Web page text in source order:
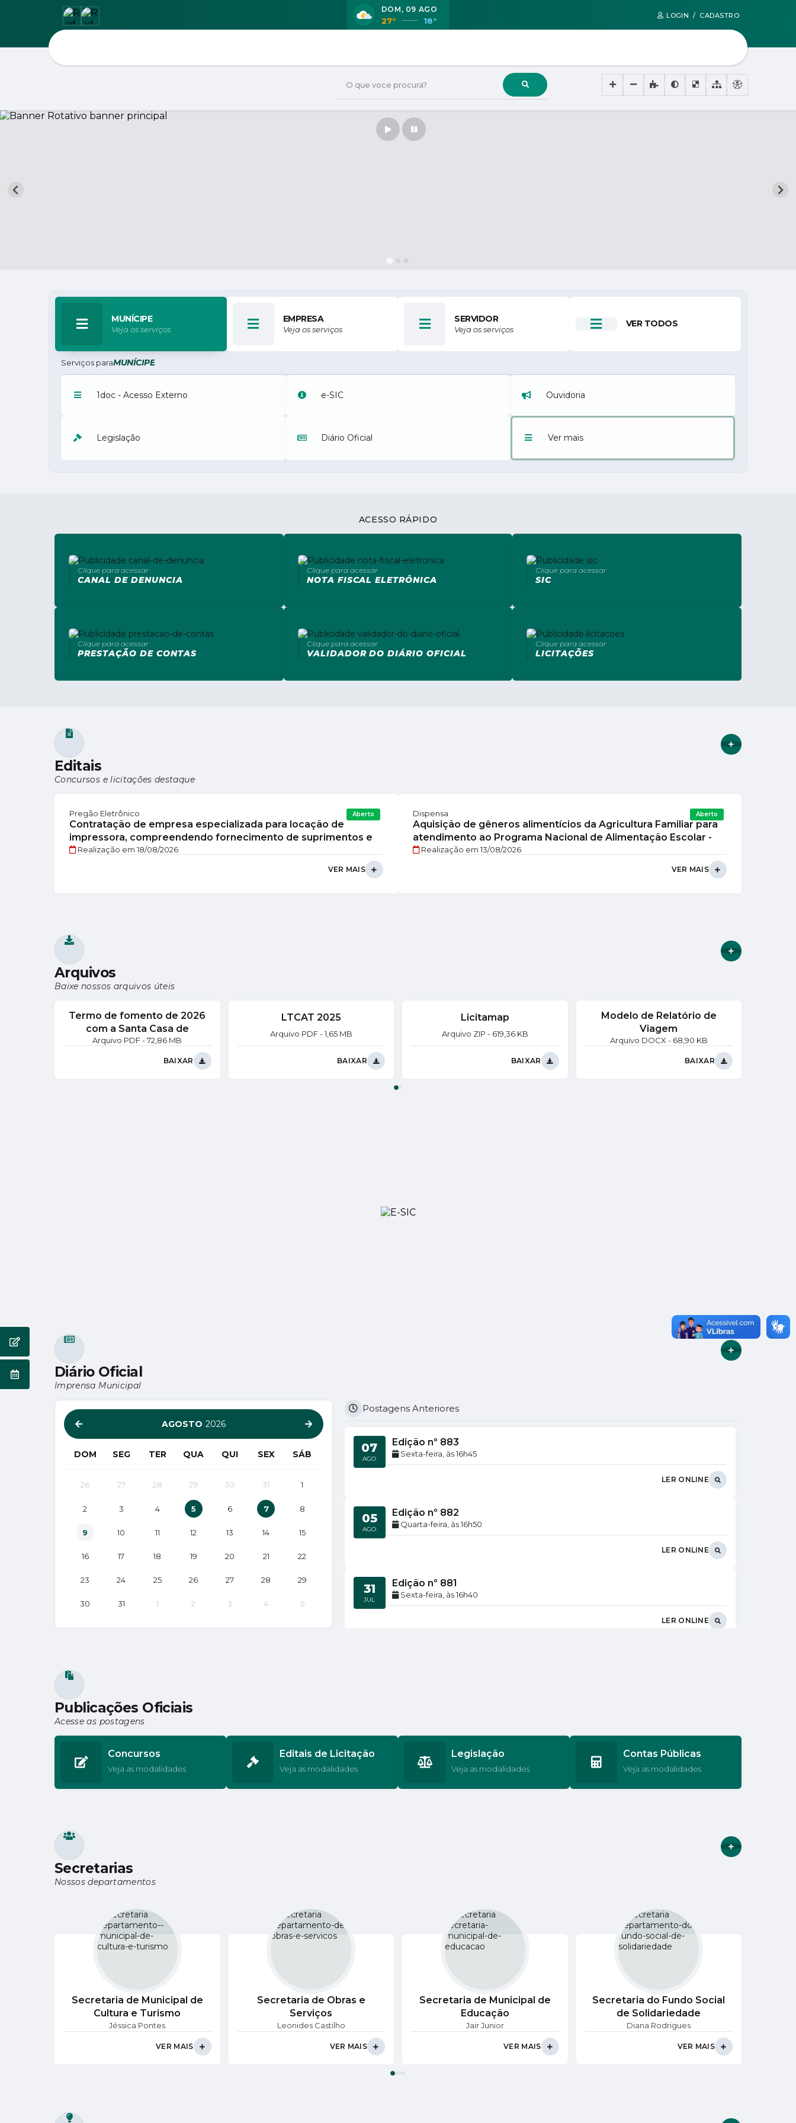
LOGIN / CADASTRO
O que voce procura?
DOM 09 AGO
27° 18°
MUNÍCIPE
Veja os serviços
EMPRESA
Veja os serviços
SERVIDOR
Veja os serviços
VER TODOS
Serviços paraMUNÍCIPE
1doc - Acesso Externo e-SIC Ouvidoria
Legislação Diário Oficial Ver mais
ACESSO RÁPIDO
CANAL DE DENUNCIA
Clique para acessar
NOTA FISCAL ELETRÔNICA
Clique para acessar
SIC
Clique para acessar
PRESTAÇÃO DE CONTAS
Clique para acessar
VALIDADOR DO DIÁRIO OFICIAL
Clique para acessar
LICITAÇÕES
Clique para acessar
ENQUETE
EVENTOS
Editais
Concursos e licitações destaque
Pregão Eletrônico
Contratação de empresa especializada para locação de
impressora, compreendendo fornecimento de suprimentos e
manutenção preventiva e corretiva dos...
Aberto
Realização em 18/08/2026
VER MAIS
Dispensa
Aquisição de gêneros alimentícios da Agricultura Familiar para
atendimento ao Programa Nacional de Alimentação Escolar -
PNAE
Aberto
Realização em 13/08/2026
VER MAIS
Arquivos
Baixe nossos arquivos úteis
Termo de fomento de 2026
com a Santa Casa de
Misericórdia de
PDF 72,86 MB
BAIXAR
LTCAT 2025
PDF 1,65 MB
BAIXAR
Licitamap
ZIP 619,36 KB
BAIXAR
Modelo de Relatório de
Viagem
DOCX 68,90 KB
BAIXAR
Diário Oficial
Imprensa Municipal
AGOSTO 2026
DOM SEG TER QUA QUI SEX SÁB
26 27 28 29 30 31 1
2 3 4 5 6 7 8
9 10 11 12 13 14 15
16 17 18 19 20 21 22
23 24 25 26 27 28 29
30 31 1 2 3 4 5
Postagens Anteriores
Edição nº 883
Sexta-feira 16h45
07
AGO
LER ONLINE
Edição nº 882
Quarta-feira 16h50
05
AGO
LER ONLINE
Edição nº 881
Sexta-feira 16h40
31
JUL
LER ONLINE
Sexta-feira 16h40
Publicações Oficiais
Acesse as postagens
Concursos
Veja as modalidades
Editais de Licitação
Veja as modalidades
Legislação
Veja as modalidades
Contas Públicas
Veja as modalidades
Secretarias
Nossos departamentos
Secretaria de Municipal de
Cultura e Turismo
Jéssica Pontes
VER MAIS
Secretaria de Obras e
Serviços
Leonides Castilho
VER MAIS
Secretaria de Municipal de
Educação
Jair Junior
VER MAIS
Secretaria do Fundo Social
de Solidariedade
Diana Rodrigues
VER MAIS